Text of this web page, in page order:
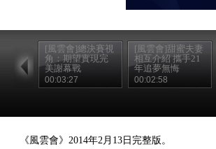
[風雲會]總決賽視
角：期望實現完
美謝幕戰
00:03:27
[風雲會]甜蜜夫妻
相互介紹 攜手21
年追夢無悔
00:02:58
《風雲會》2014年2月13日完整版。